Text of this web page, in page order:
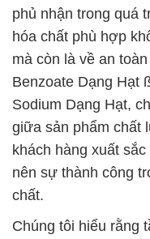
phủ nhận trong quá
hóa chất phù hợp
mà còn là về an
Benzoate Dạng Hạt
Sodium Dạng Hạt,
giữa sản phẩm chất
khách hàng xuất
nên sự thành công
chất.
Chúng tôi hiểu rằng